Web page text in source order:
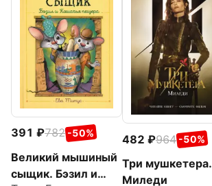
391 782 -50%
Великий мышиный
сыщик. Бэзил и
482 964 -50%
Три мушкетера.
Миледи